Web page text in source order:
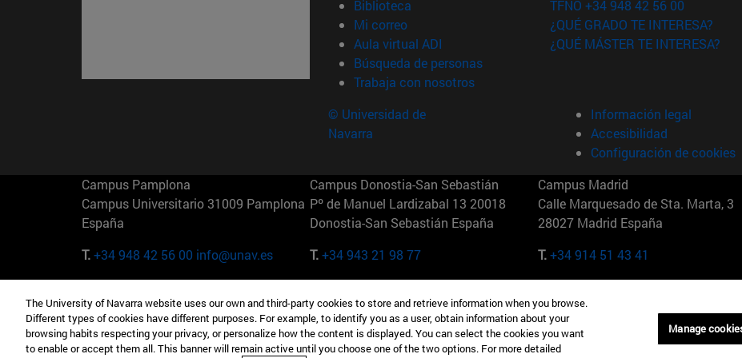
Biblioteca (abre en nueva ventana)
Mi correo(abre en nueva ventana)
Aula virtual ADI (abre en nueva ventana)
Búsqueda de personas(abre en nueva ventana)
Trabaja con nosotros(abre en nueva ventana)
TFNO +34 948 42 56 00
¿QUÉ GRADO TE INTERESA?
¿QUÉ MÁSTER TE INTERESA?
© Universidad de
Navarra
Información legal
Accesibilidad
Configuración de cookies
Campus Pamplona
Campus Universitario 31009 Pamplona
España
T.+34 948 42 56 00 info@unav.es
Campus Donostia-San Sebastián
Pº de Manuel Lardizabal 13 20018
Donostia-San Sebastián España
T.+34 943 21 98 77
Campus Madrid
Calle Marquesado de Sta. Marta, 3
28027 Madrid España
T.+34 914 51 43 41
Camino del Cerro Águila 3 28023
Madrid España
165 W 57th St 10019-2201 Nueva York
EE.UU
Maria-Theresia-Straße 15 81675
Múnich Alemania
The University of Navarra website uses our own and third-party cookies to store and retrieve information when you browse.
Different types of cookies have different purposes. For example, to identify you as a user, obtain information about your
browsing habits respecting your privacy, or personalize how the content is displayed. You can select the cookies you want
to enable or accept them all. This banner will remain active until you choose one of the two options. For more detailed
Manage